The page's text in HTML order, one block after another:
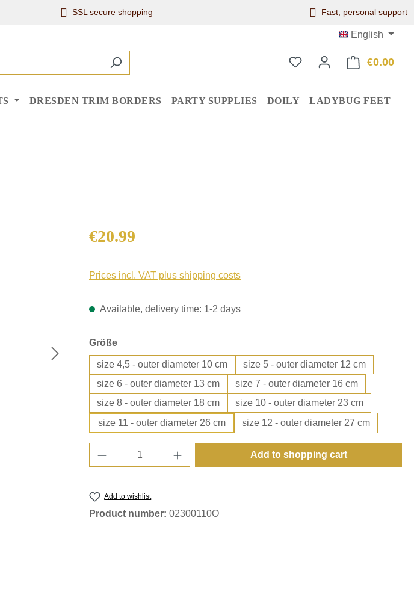
SSL secure shopping Fast, personal support
English
€0.00
DRESDEN TRIM BORDERS PARTY SUPPLIES DOILY LADYBUG FEET
Regular price:
€20.99
Prices incl. VAT plus shipping costs
Available, delivery time: 1-2 days
Select
Größe
size 4,5 - outer diameter 10 cm
size 5 - outer diameter 12 cm
size 6 - outer diameter 13 cm
size 7 - outer diameter 16 cm
size 8 - outer diameter 18 cm
size 10 - outer diameter 23 cm
size 11 - outer diameter 26 cm
size 12 - outer diameter 27 cm
Product Quantity: Enter the desired amount or
Add to shopping cart
Add to wishlist
Product number: 02300110O